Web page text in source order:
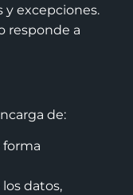
y excepciones.
responde a
de:
forma
datos,